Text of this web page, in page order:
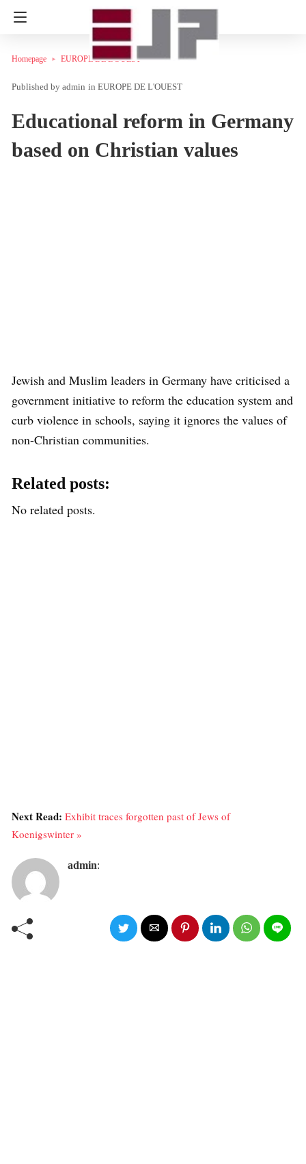
Homepage EUROPE DE L'OUEST
admin in EUROPE DE L'OUEST
Educational reform in Germany
based on Christian values
Jewish and Muslim leaders in Germany have criticised a
government initiative to reform the education system and
curb violence in schools, saying it ignores the values of
non-Christian communities.
Related posts:
No related posts.
Next Read: Exhibit traces forgotten past of Jews of
Koenigswinter »
admin: